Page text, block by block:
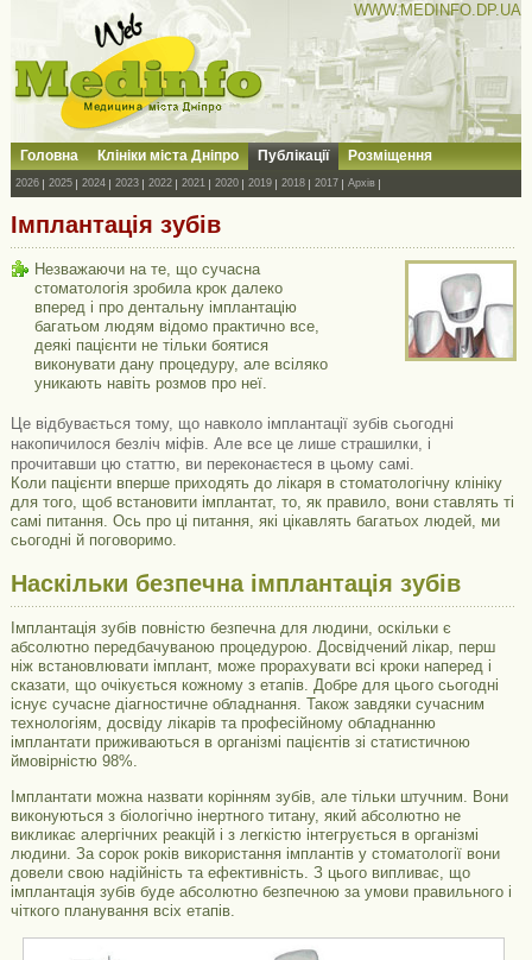
WWW.MEDINFO.DP.UA
Головна Клініки міста Дніпро Публікації Розміщення
2026 2025 2024 2023 2022 2021 2020 2019 2018 2017 Архів
Імплантація зубів
Незважаючи на те, що сучасна
стоматологія зробила крок далеко
вперед і про дентальну імплантацію
багатьом людям відомо практично все,
деякі пацієнти не тільки боятися
виконувати дану процедуру, але всіляко
уникають навіть розмов про неї.
Це відбувається тому, що навколо імплантації зубів сьогодні
накопичилося безліч міфів. Але все це лише страшилки, і
прочитавши цю статтю, ви переконаєтеся в цьому самі.
Коли пацієнти вперше приходять до лікаря в стоматологічну клініку
для того, щоб встановити імплантат, то, як правило, вони ставлять ті
самі питання. Ось про ці питання, які цікавлять багатьох людей, ми
сьогодні й поговоримо.
Наскільки безпечна імплантація зубів
Імплантація зубів повністю безпечна для людини, оскільки є
абсолютно передбачуваною процедурою. Досвідчений лікар, перш
ніж встановлювати імплант, може прорахувати всі кроки наперед і
сказати, що очікується кожному з етапів. Добре для цього сьогодні
існує сучасне діагностичне обладнання. Також завдяки сучасним
технологіям, досвіду лікарів та професійному обладнанню
імплантати приживаються в організмі пацієнтів зі статистичною
ймовірністю 98%.
Імплантати можна назвати корінням зубів, але тільки штучним. Вони
виконуються з біологічно інертного титану, який абсолютно не
викликає алергічних реакцій і з легкістю інтегрується в організмі
людини. За сорок років використання імплантів у стоматології вони
довели свою надійність та ефективність. З цього випливає, що
імплантація зубів буде абсолютно безпечною за умови правильного і
чіткого планування всіх етапів.